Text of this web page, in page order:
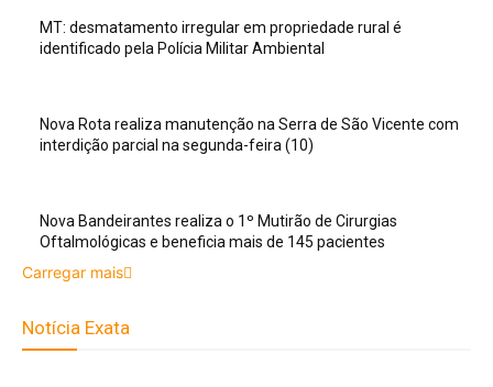
MT: desmatamento irregular em propriedade rural é
identificado pela Polícia Militar Ambiental
Nova Rota realiza manutenção na Serra de São Vicente com
interdição parcial na segunda-feira (10)
Nova Bandeirantes realiza o 1º Mutirão de Cirurgias
Oftalmológicas e beneficia mais de 145 pacientes
Carregar mais
Notícia Exata